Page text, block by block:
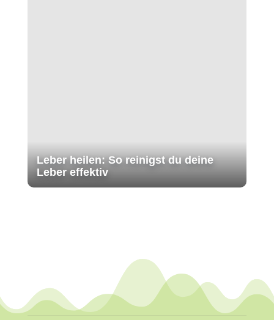
Leber heilen: So reinigst du deine
Leber effektiv